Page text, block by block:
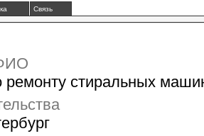
Связь
ремонту стиральных